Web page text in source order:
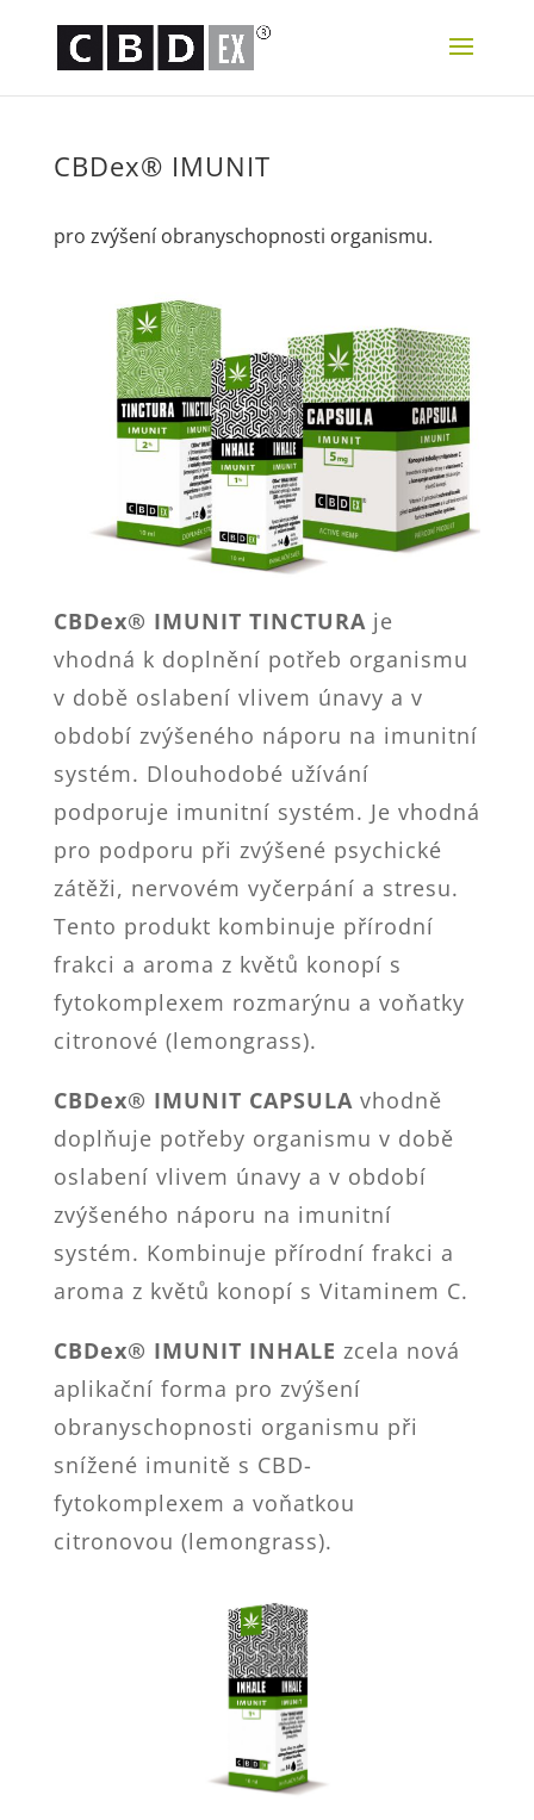
CBDex® IMUNIT
pro zvýšení obranyschopnosti organismu.
CBDex® IMUNIT TINCTURAje
vhodná k doplnění potřeb organismu
v době oslabení vlivem únavy a v
období zvýšeného náporu na imunitní
systém. Dlouhodobé užívání
podporuje imunitní systém. Je vhodná
pro podporu při zvýšené psychické
zátěži, nervovém vyčerpání a stresu.
Tento produkt kombinuje přírodní
frakci a aroma z květů konopí s
fytokomplexem rozmarýnu a voňatky
citronové (lemongrass).
CBDex® IMUNIT CAPSULAvhodně
doplňuje potřeby organismu v době
oslabení vlivem únavy a v období
zvýšeného náporu na imunitní
systém. Kombinuje přírodní frakci a
aroma z květů konopí s Vitaminem C.
CBDex® IMUNIT INHALE zcela nová
aplikační forma pro zvýšení
obranyschopnosti organismu při
snížené imunitě s CBD-
fytokomplexem a voňatkou
citronovou (lemongrass).